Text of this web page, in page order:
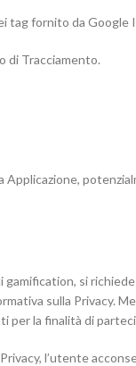
tag fornito da Google
di Tracciamento.
Applicazione,
si
sulla Privacy.
la finalità di
l’utente